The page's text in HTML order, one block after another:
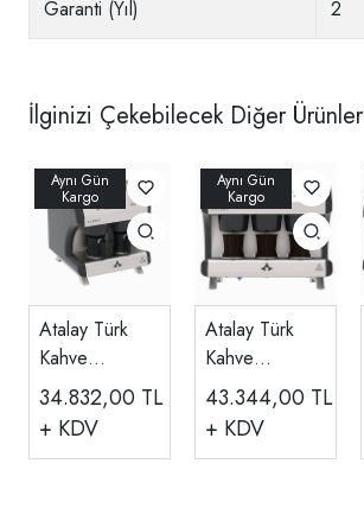
Garanti (Yıl) 2
İlginizi Çekebilecek Diğer Ürünler
Atalay Türk
Kahve
Makinesi 2
Cezveli
Manuel
34.832,00 TL
+ KDV
Atalay Türk
Kahve
Makinesi 3
Cezveli
Manuel
43.344,00 TL
+ KDV